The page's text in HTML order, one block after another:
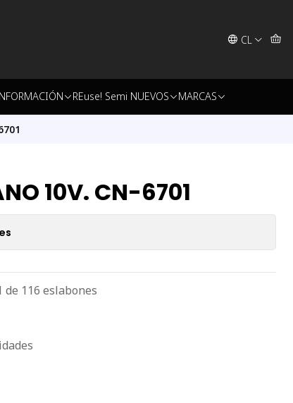
CL
REuse! Semi NUEVOS MARCAS
10V. CN-6701
de 116 eslabones